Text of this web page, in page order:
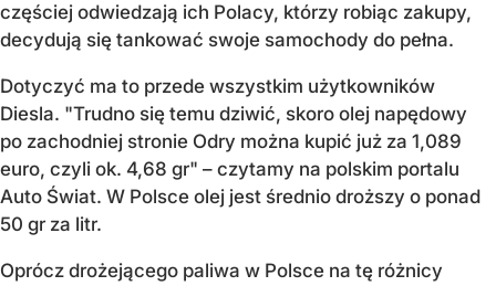
częściej odwiedzają ich Polacy, którzy robiąc zakupy,
decydują się tankować swoje samochody do pełna.
Dotyczyć ma to przede wszystkim użytkowników
Diesla. "Trudno się temu dziwić, skoro olej napędowy
po zachodniej stronie Odry można kupić już za 1,089
euro, czyli ok. 4,68 gr" – czytamy na polskim portalu
Auto Świat. W Polsce olej jest średnio droższy o ponad
50 gr za litr.
Oprócz drożejącego paliwa w Polsce na tę różnicy